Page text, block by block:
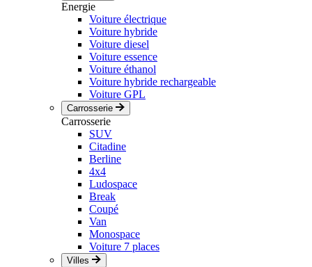
Energie
Voiture électrique
Voiture hybride
Voiture diesel
Voiture essence
Voiture éthanol
Voiture hybride rechargeable
Voiture GPL
Carrosserie
Carrosserie
SUV
Citadine
Berline
4x4
Ludospace
Break
Coupé
Van
Monospace
Voiture 7 places
Villes